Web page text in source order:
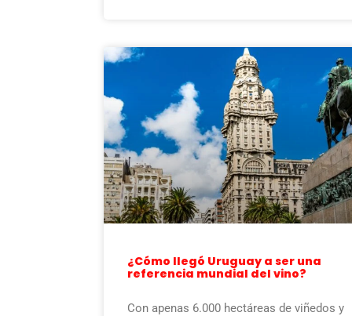
¿Cómo llegó Uruguay a ser una
referencia mundial del vino?
Con apenas 6.000 hectáreas de viñedos y